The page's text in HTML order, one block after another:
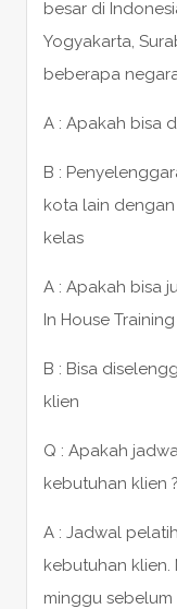
besar di
Yogyakarta,
beberapa
A : Apakah bisa
B :
kota lain
kelas
A : Apakah bisa
In House
B : Bisa
klien
Q : Apakah
kebutuhan klien ?
A : Jadwal
kebutuhan klien.
minggu